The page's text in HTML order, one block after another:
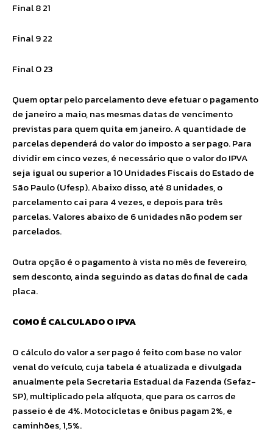
Final 8 21
Final 9 22
Final 0 23
Quem optar pelo parcelamento deve efetuar o pagamento
de janeiro a maio, nas mesmas datas de vencimento
previstas para quem quita em janeiro. A quantidade de
parcelas dependerá do valor do imposto a ser pago. Para
dividir em cinco vezes, é necessário que o valor do IPVA
seja igual ou superior a 10 Unidades Fiscais do Estado de
São Paulo (Ufesp). Abaixo disso, até 8 unidades, o
parcelamento cai para 4 vezes, e depois para três
parcelas. Valores abaixo de 6 unidades não podem ser
parcelados.
Outra opção é o pagamento à vista no mês de fevereiro,
sem desconto, ainda seguindo as datas do final de cada
placa.
COMO É CALCULADO O IPVA
O cálculo do valor a ser pago é feito com base no valor
venal do veículo, cuja tabela é atualizada e divulgada
anualmente pela Secretaria Estadual da Fazenda (Sefaz-
SP), multiplicado pela alíquota, que para os carros de
passeio é de 4%. Motocicletas e ônibus pagam 2%, e
caminhões, 1,5%.